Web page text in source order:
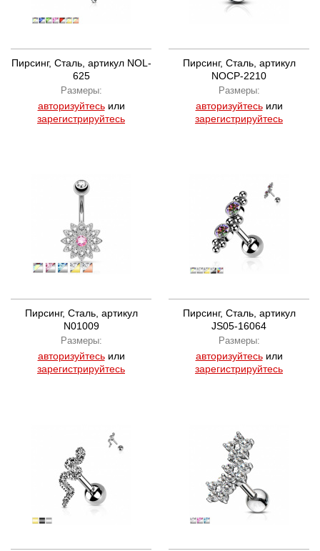
Пирсинг, Сталь, артикул NOL-
625
Размеры:
авторизуйтесьили
зарегистрируйтесь
Пирсинг, Сталь, артикул
NOCP-2210
Размеры:
авторизуйтесьили
зарегистрируйтесь
Пирсинг, Сталь, артикул
N01009
Размеры:
авторизуйтесьили
зарегистрируйтесь
Пирсинг, Сталь, артикул
JS05-16064
Размеры:
авторизуйтесьили
зарегистрируйтесь